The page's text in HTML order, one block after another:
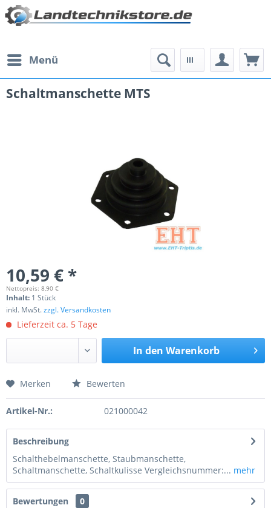
Menü
Schaltmanschette MTS
10,59 € *
Nettopreis: 8,90 €
Inhalt: 1 Stück
inkl. MwSt.zzgl. Versandkosten
Lieferzeit ca. 5 Tage
In den Warenkorb
Preis anfragen
Merken Bewerten
Artikel-Nr.: 021000042
Beschreibung
Schalthebelmanschette, Staubmanschette,
Schaltmanschette, Schaltkulisse Vergleichsnummer:... mehr
Bewertungen
0